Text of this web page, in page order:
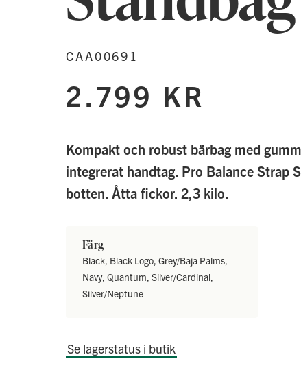
CAA00691
2.799 KR
Kompakt och robust bärbag med
integrerat handtag. Pro Balance Strap
botten. Åtta fickor. 2,3 kilo.
Färg
Black, Black Logo, Grey/Baja Palms,
Navy, Quantum, Silver/Cardinal,
Silver/Neptune
Se lagerstatus i butik